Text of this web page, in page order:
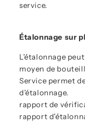
service.
Étalonnage sur
L'étalonnage
moyen de
Service permet
d'étalonnage.
rapport de
rapport